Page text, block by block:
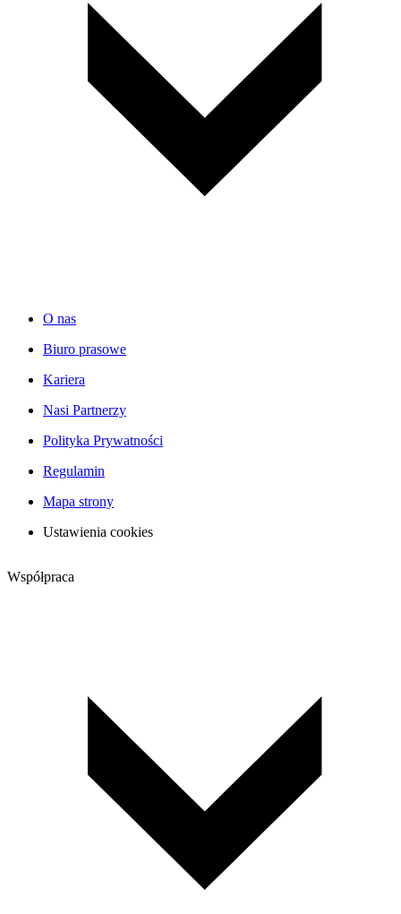
O nas
Biuro prasowe
Kariera
Nasi Partnerzy
Polityka Prywatności
Regulamin
Mapa strony
Ustawienia cookies
Współpraca